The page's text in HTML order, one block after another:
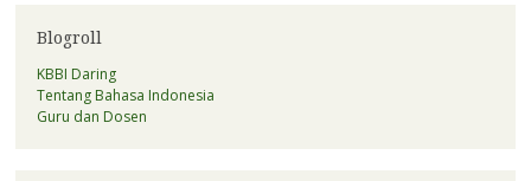
Blogroll
KBBI Daring
Tentang Bahasa Indonesia
Guru dan Dosen